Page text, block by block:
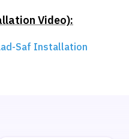
Video):
Saf Installation